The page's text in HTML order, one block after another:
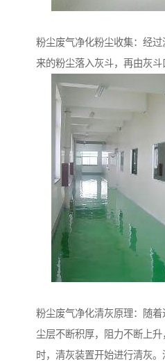
粉尘废气净化粉尘收集：经
来的粉尘落入灰斗，再由灰斗
粉尘废气净化清灰原理：随
尘层不断积厚，阻力不断上
时，清灰装置开始进行清灰